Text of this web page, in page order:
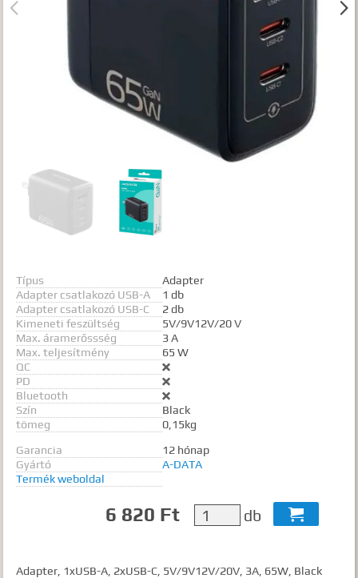
TALÁLATOK
Meg kell adnia legalább egy, minimum 3 betűs szót, vagy valamilyen
speciális kifejezést.
Speciális kifejezések:
szórész*
Mindenképp szerepeljen:
Semmiképp ne szerepeljen:
Pontos egyezéshez mindkét esetben használhatja az idézőjeleket:
"szó1 szó2 szó..."
 
Típus
Adapter
Adapter csatlakozó USB-A
1 db
Adapter csatlakozó USB-C
2 db
Kimeneti feszültség
5V/9V12V/20 V
Max. áramerőssség
3 A
Max. teljesítmény
65 W
QC

PD 
Bluetooth 
Szín
Black
tömeg
0,15kg
Garancia
12 hónap
Gyártó
A-DATA
Termék weboldal
6 820 Ft db 
Adapter, 1xUSB-A, 2xUSB-C, 5V/9V12V/20V, 3A, 65W, Black